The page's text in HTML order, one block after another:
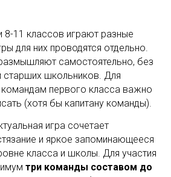
8-11 классов играют разные
для них проводятся отдельно.
самостоятельно, без
школьников. Для
первого класса важно
(хотя бы капитану команды).
игра сочетает
и яркое запоминающееся
класса и школы. Для участия
три команды составом до